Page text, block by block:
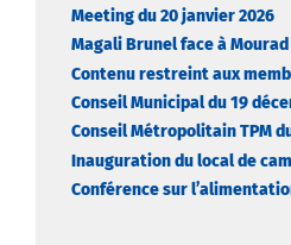
Meeting du 20 janvier 2026
Magali Brunel face à Mourad
Contenu restreint aux
Conseil Municipal du 19
Conseil Métropolitain TPM
Inauguration du local de
Conférence sur